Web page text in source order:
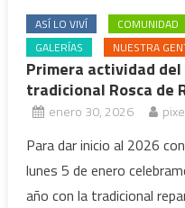
ASÍ LO VIVÍ COMUNIDAD
GALERÍAS
NUESTRA
Primera actividad
tradicional Rosca de
enero 30, 2026
Para dar inicio al 2026
lunes 5 de enero
año con la tradicional